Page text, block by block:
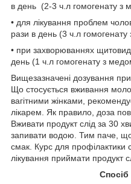
в день (2-3 ч.л гомогенату з
• для лікування проблем
рази в день (3 ч.л
• при захворюваннях
день (1 ч.л гомогенату з
Вищезазначені дозування
Що стосується вживання
вагітними жінками,
лікарем. Як правило, доза
Вживати продукт слід за 30
запивати водою. Тим паче,
смак. Курс для профілактики
лікування приймати продукт